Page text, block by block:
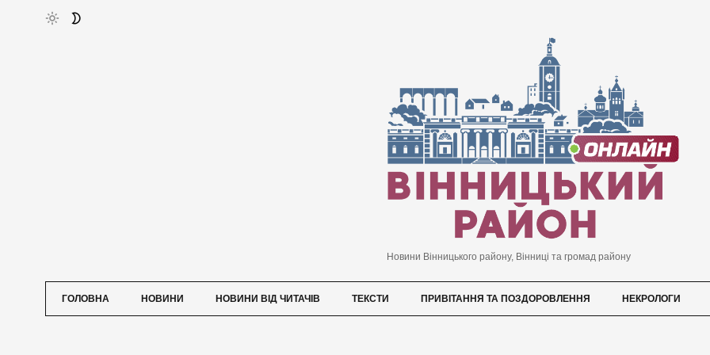
Новини Вінницького району, Вінниці та громад району
ГОЛОВНА НОВИНИ НОВИНИ ВІД ЧИТАЧІВ ТЕКСТИ ПРИВІТАННЯ ТА ПОЗДОРОВЛЕННЯ НЕКРОЛОГИ